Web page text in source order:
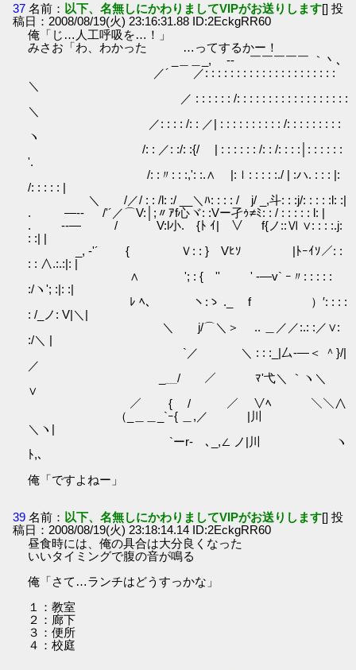
37 名前： 以下、名無しにかわりましてVIPがお送りします[] 投
稿日：2008/08/19(火) 23:16:31.88 ID:2EckgRR60
俺「じ…人工呼吸を…！」
みさお「わ、わかった …ってするかー！
_＿＿_, -‐ ￣￣￣￣￣ ｀丶､
／´ ／: : : : : : : : : : : : : : : : : : : : :
＼
／ : : : : : : /: : : : : : : : : : : : : : : : : :
＼
／: : : : /: : ／| : : : : : : : : : : /: : : : : : : : :
ヽ
/: : ／: :/: :{/ | : : : : : : /: : /: : : :│: : : : : :
'.
/: :〃: : :,': :.∧ |:ｌ: : : : :./ | :ハ. : : : |:
/: : : : : |
＼ /／/ : : /l: :/ __＼ﾊ: : : : / j/ _,斗: : :j/: : : : :l: :|
. ―‐- /'´／⌒V:│;〃ｱf心ヾ: :Vー孑ｩ≠ﾐ: : / : : : : : l: |
. --― / V:l小. {ﾄ ｲ| ∨ f{ノ::Ⅵ ∨: : : :.j:
: :| |
_, -'´ { Ｖ: : } Vﾋｿ |ﾄｰｲｿ／: :
: : ∧.:.:|: |
∧ '; : { '' ' -―v` ｰ〃: : : : :
:/ヽ'; :|: :|
ﾚ ﾍ、 ヽ:ゝ ._ f ）′: : : :
: /_ノ: V|＼|
＼ j/⌒＼＞ゝ .. ＿／／:.: :／∨:
:/＼ |
`／ ＼ : : :_|厶-―＜ ＾}/|
／
_＿/ ／ ﾏ'弋＼ ｀ヽ＼
∨
／ { / ／ ∨ﾍ ＼＼∧
（_＿＿_`ｰ{ ＿,／ |川
＼ヽ|
`ーr‐ゝ､_,∠ ノ|川 ヽ
ﾄ,､
俺「ですよねー」
39 名前： 以下、名無しにかわりましてVIPがお送りします[] 投
稿日：2008/08/19(火) 23:18:14.14 ID:2EckgRR60
昼食時には、俺の具合は大分良くなった
いいタイミングで腹の音が鳴る
俺「さて…ランチはどうすっかな」
１：教室
２：廊下
３：便所
４：校庭